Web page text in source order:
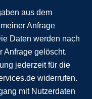
aus dem
Anfrage
Daten werden nach
Anfrage gelöscht.
jederzeit für die
widerrufen.
mit Nutzerdaten